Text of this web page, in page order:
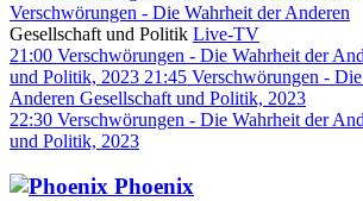
Verschwörungen - Die Wahrheit der Anderen
Gesellschaft und Politik Live-TV
21:00 Verschwörungen - Die Wahrheit der
und Politik, 2023 21:45 Verschwörungen -
Anderen Gesellschaft und Politik, 2023
22:30 Verschwörungen - Die Wahrheit der
und Politik, 2023
Phoenix